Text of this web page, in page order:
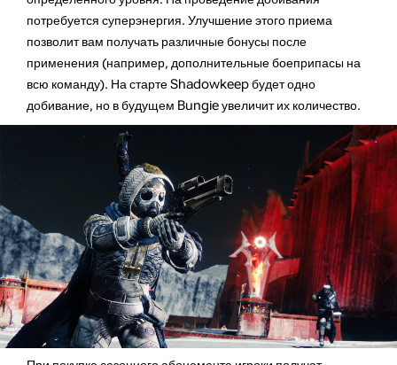
потребуется суперэнергия. Улучшение этого приема
позволит вам получать различные бонусы после
применения (например, дополнительные боеприпасы на
всю команду). На старте Shadowkeep будет одно
добивание, но в будущем Bungie увеличит их количество.